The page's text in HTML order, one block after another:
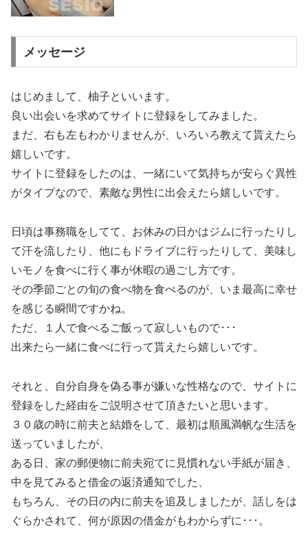
メッセージ
はじめまして、柚子といいます。
良い出会いを求めてサイトに登録をしてみました。
まだ、右も左もわかりませんが、いろいろ教えて貰えたら
嬉しいです。
サイトに登録をしたのは、一緒にいて気持ちが安らぐ異性
がタイプなので、素敵な男性に出会えたら嬉しいです。
日頃は事務職をしてて、お休みの日かはジムに行ったりし
て汗を流したり、他にもドライブに行ったりして、美味し
いモノを食べに行く事が休暇の過ごし方です。
その季節ごとの旬の食べ物を食べるのが、いま最高に幸せ
を感じる瞬間ですかね。
ただ、１人で食べるご飯って寂しいもので･･･
出来たら一緒に食べに行って貰えたら嬉しいです。
それと、自分自身を偽る事が嫌いな性格なので、サイトに
登録をした経由をご説明させて頂きたいと思います。
３０歳の時に前夫と結婚をして、最初は順風満帆な生活を
送っていましたが、
ある日、家の郵便物に前夫宛てに見慣れない手紙が届き、
中を見てみると借金の返済通知でした、
もちろん、その日の内に前夫を追及しましたが、話しをは
ぐらかされて、何が原因の借金がもわからずに･･･。